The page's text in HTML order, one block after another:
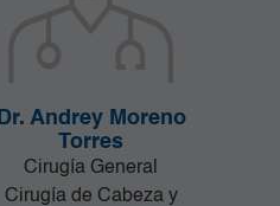
Dr. Andrey Moreno
Torres
Cirugía General
Cirugía de Cabeza y